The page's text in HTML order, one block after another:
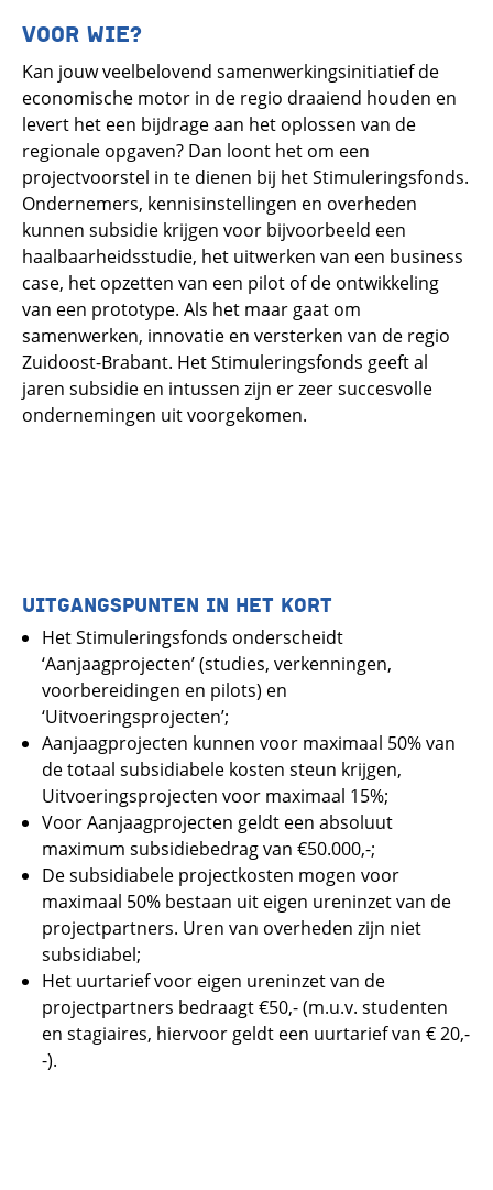
VOOR WIE?
Kan jouw veelbelovend samenwerkingsinitiatief de
economische motor in de regio draaiend houden en
levert het een bijdrage aan het oplossen van de
regionale opgaven? Dan loont het om een
projectvoorstel in te dienen bij het Stimuleringsfonds.
Ondernemers, kennisinstellingen en overheden
kunnen subsidie krijgen voor bijvoorbeeld een
haalbaarheidsstudie, het uitwerken van een business
case, het opzetten van een pilot of de ontwikkeling
van een prototype. Als het maar gaat om
samenwerken, innovatie en versterken van de regio
Zuidoost-Brabant. Het Stimuleringsfonds geeft al
jaren subsidie en intussen zijn er zeer succesvolle
ondernemingen uit voorgekomen.
UITGANGSPUNTEN IN HET KORT
Het Stimuleringsfonds onderscheidt
‘Aanjaagprojecten’ (studies, verkenningen,
voorbereidingen en pilots) en
‘Uitvoeringsprojecten’;
Aanjaagprojecten kunnen voor maximaal 50% van
de totaal subsidiabele kosten steun krijgen,
Uitvoeringsprojecten voor maximaal 15%;
Voor Aanjaagprojecten geldt een absoluut
maximum subsidiebedrag van €50.000,-;
De subsidiabele projectkosten mogen voor
maximaal 50% bestaan uit eigen ureninzet van de
projectpartners. Uren van overheden zijn niet
subsidiabel;
Het uurtarief voor eigen ureninzet van de
projectpartners bedraagt €50,- (m.u.v. studenten
en stagiaires, hiervoor geldt een uurtarief van € 20,-
-).